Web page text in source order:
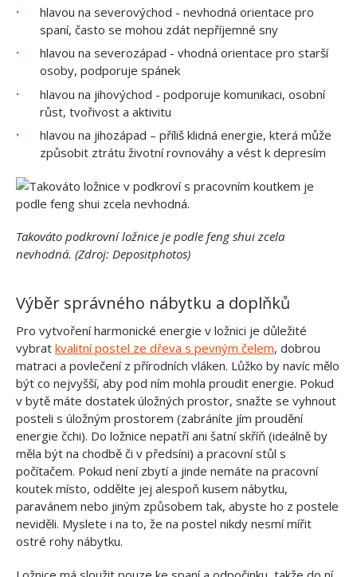
hlavou na severovýchod - nevhodná orientace pro
spaní, často se mohou zdát nepříjemné sny
hlavou na severozápad - vhodná orientace pro starší
osoby, podporuje spánek
hlavou na jihovýchod - podporuje komunikaci, osobní
růst, tvořivost a aktivitu
hlavou na jihozápad – příliš klidná energie, která může
způsobit ztrátu životní rovnováhy a vést k depresím
Takováto podkrovní ložnice je podle feng shui zcela
nevhodná. (Zdroj: Depositphotos)
Výběr správného nábytku a doplňků
Pro vytvoření harmonické energie v ložnici je důležité
vybrat kvalitní postel ze dřeva s pevným čelem, dobrou
matraci a povlečení z přírodních vláken. Lůžko by navíc mělo
být co nejvyšší, aby pod ním mohla proudit energie. Pokud
v bytě máte dostatek úložných prostor, snažte se vyhnout
posteli s úložným prostorem (zabráníte jím proudění
energie čchi). Do ložnice nepatří ani šatní skříň (ideálně by
měla být na chodbě či v předsíni) a pracovní stůl s
počítačem. Pokud není zbytí a jinde nemáte na pracovní
koutek místo, oddělte jej alespoň kusem nábytku,
paravánem nebo jiným způsobem tak, abyste ho z postele
neviděli. Myslete i na to, že na postel nikdy nesmí mířit
ostré rohy nábytku.